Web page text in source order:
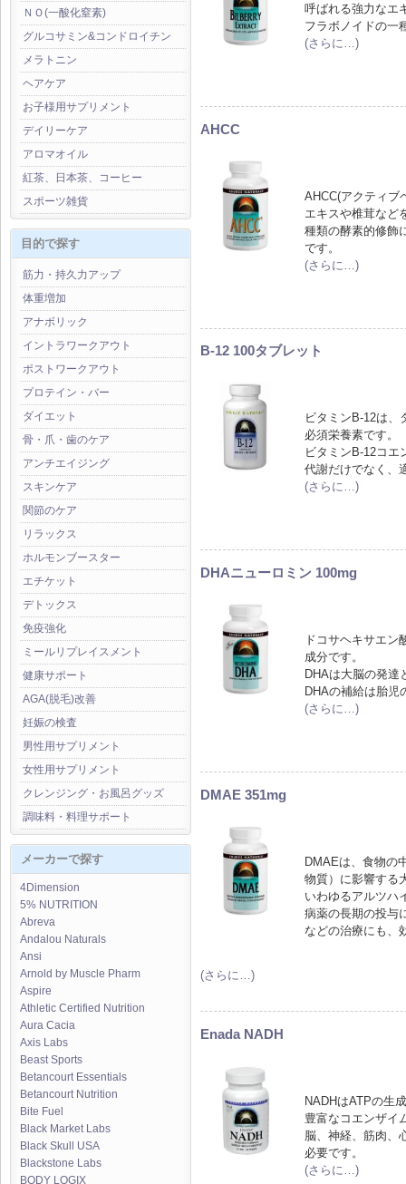
ＮＯ(一酸化窒素)
グルコサミン&コンドロイチン
メラトニン
ヘアケア
お子様用サプリメント
デイリーケア
アロマオイル
紅茶、日本茶、コーヒー
スポーツ雑貨
目的で探す
筋力・持久力アップ
体重増加
アナボリック
イントラワークアウト
ポストワークアウト
プロテイン・バー
ダイエット
骨・爪・歯のケア
アンチエイジング
スキンケア
関節のケア
リラックス
ホルモンブースター
エチケット
デトックス
免疫強化
ミールリプレイスメント
健康サポート
AGA(脱毛)改善
妊娠の検査
男性用サプリメント
女性用サプリメント
クレンジング・お風呂グッズ
調味料・料理サポート
メーカーで探す
4Dimension
5% NUTRITION
Abreva
Andalou Naturals
Ansi
Arnold by Muscle Pharm
Aspire
Athletic Certified Nutrition
Aura Cacia
Axis Labs
Beast Sports
Betancourt Essentials
Betancourt Nutrition
Bite Fuel
Black Market Labs
Black Skull USA
Blackstone Labs
BODY LOGIX
呼ばれる強力なエ
フラボノイドの一
(さらに…)
AHCC
AHCC(アクティブ
エキスや椎茸など
種類の酵素的修飾
です。
(さらに…)
B-12 100タブレット
ビタミンB-12は、
必須栄養素です。
ビタミンB-12コエ
代謝だけでなく、
(さらに…)
DHAニューロミン 100mg
ドコサヘキサエン
成分です。
DHAは大脳の発達
DHAの補給は胎児
(さらに…)
DMAE 351mg
DMAEは、食物の
物質）に影響する
いわゆるアルツハ
病薬の長期の投与
などの治療にも、
(さらに…)
Enada NADH
NADHはATPの生
豊富なコエンザイ
脳、神経、筋肉、
必要です。
(さらに…)